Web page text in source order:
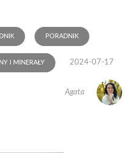
PORADNIK
I MINERAŁY 2024-07-17
Agata